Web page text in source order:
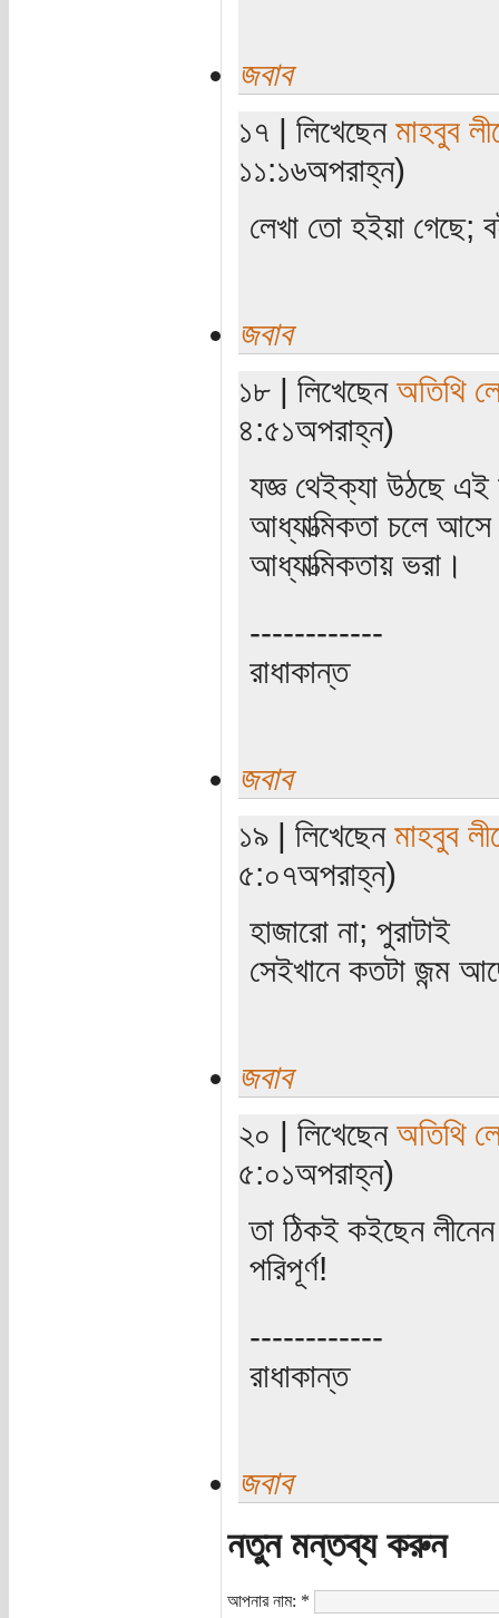
জবাব
১৭ | লিখেছেন মাহবুব
১১:১৬অপরাহ্ন)
লেখা তো হইয়া গেছে;
জবাব
১৮ | লিখেছেন অতিথি
৪:৫১অপরাহ্ন)
যজ্ঞ থেইক্যা উঠছে এই
আধ্যাত্মিকতা চলে
আধ্যাত্মিকতায় ভরা।
------------
রাধাকান্ত
জবাব
১৯ | লিখেছেন মাহবুব
৫:০৭অপরাহ্ন)
হাজারো না; পুরাটাই
সেইখানে কতটা জন্ম
জবাব
২০ | লিখেছেন অতিথি
৫:০১অপরাহ্ন)
তা ঠিকই কইছেন
পরিপূর্ণ!
------------
রাধাকান্ত
জবাব
নতুন মন্তব্য করুন
আপনার নাম: *